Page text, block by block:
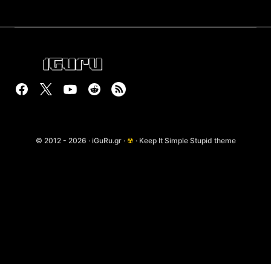
© 2012 - 2026 · iGuRu.gr · ☢ · Keep It Simple Stupid theme